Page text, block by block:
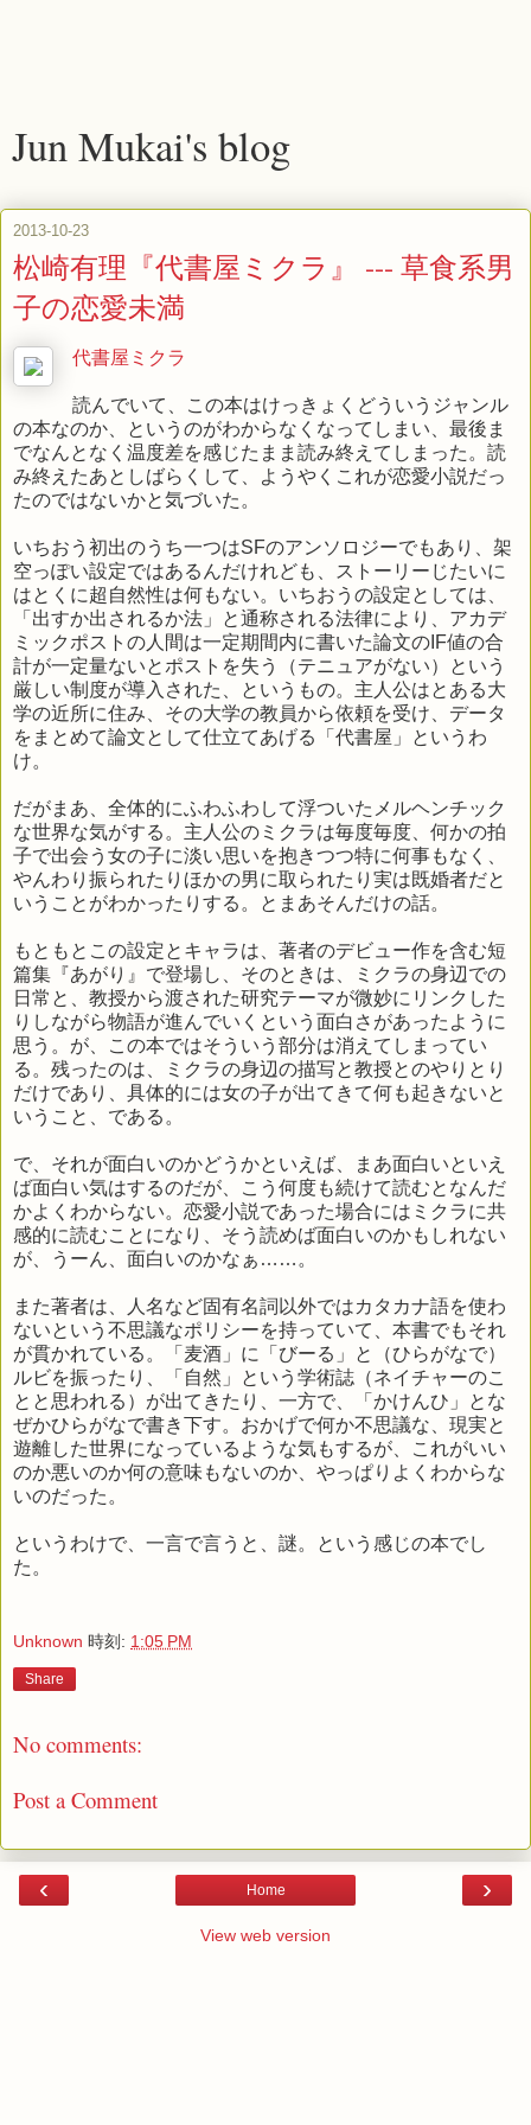
Jun Mukai's blog
2013-10-23
松崎有理『代書屋ミクラ』 --- 草食系男
子の恋愛未満
代書屋ミクラ
読んでいて、この本はけっきょくどういうジャンル
の本なのか、というのがわからなくなってしまい、最後ま
でなんとなく温度差を感じたまま読み終えてしまった。読
み終えたあとしばらくして、ようやくこれが恋愛小説だっ
たのではないかと気づいた。
いちおう初出のうち一つはSFのアンソロジーでもあり、架
空っぽい設定ではあるんだけれども、ストーリーじたいに
はとくに超自然性は何もない。いちおうの設定としては、
「出すか出されるか法」と通称される法律により、アカデ
ミックポストの人間は一定期間内に書いた論文のIF値の合
計が一定量ないとポストを失う（テニュアがない）という
厳しい制度が導入された、というもの。主人公はとある大
学の近所に住み、その大学の教員から依頼を受け、データ
をまとめて論文として仕立てあげる「代書屋」というわ
け。
だがまあ、全体的にふわふわして浮ついたメルヘンチック
な世界な気がする。主人公のミクラは毎度毎度、何かの拍
子で出会う女の子に淡い思いを抱きつつ特に何事もなく、
やんわり振られたりほかの男に取られたり実は既婚者だと
いうことがわかったりする。とまあそんだけの話。
もともとこの設定とキャラは、著者のデビュー作を含む短
篇集『あがり』で登場し、そのときは、ミクラの身辺での
日常と、教授から渡された研究テーマが微妙にリンクした
りしながら物語が進んでいくという面白さがあったように
思う。が、この本ではそういう部分は消えてしまってい
る。残ったのは、ミクラの身辺の描写と教授とのやりとり
だけであり、具体的には女の子が出てきて何も起きないと
いうこと、である。
で、それが面白いのかどうかといえば、まあ面白いといえ
ば面白い気はするのだが、こう何度も続けて読むとなんだ
かよくわからない。恋愛小説であった場合にはミクラに共
感的に読むことになり、そう読めば面白いのかもしれない
が、うーん、面白いのかなぁ……。
また著者は、人名など固有名詞以外ではカタカナ語を使わ
ないという不思議なポリシーを持っていて、本書でもそれ
が貫かれている。「麦酒」に「びーる」と（ひらがなで）
ルビを振ったり、「自然」という学術誌（ネイチャーのこ
とと思われる）が出てきたり、一方で、「かけんひ」とな
ぜかひらがなで書き下す。おかげで何か不思議な、現実と
遊離した世界になっているような気もするが、これがいい
のか悪いのか何の意味もないのか、やっぱりよくわからな
いのだった。
というわけで、一言で言うと、謎。という感じの本でし
た。
Unknown 時刻: 1:05 PM
Share
No comments:
Post a Comment
‹ ›
Home
View web version